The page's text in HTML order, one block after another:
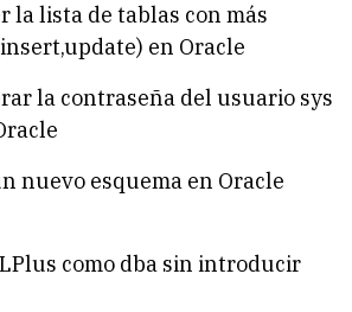
la lista de tablas con más
en Oracle
la contraseña del usuario sys
nuevo esquema en Oracle
como dba sin introducir